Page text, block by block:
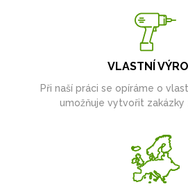
VLASTNÍ
Při naší práci se opíráme o
umožňuje vytvořit zakázky